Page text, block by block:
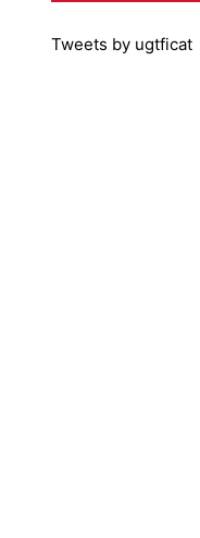
Tweets by ugtficat